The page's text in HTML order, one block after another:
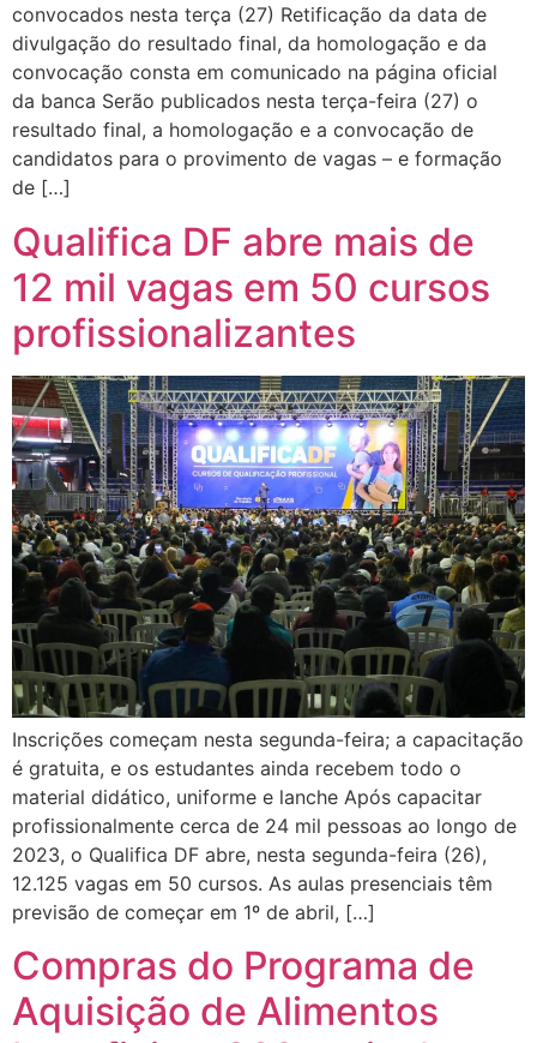
convocados nesta terça (27) Retificação da data de
divulgação do resultado final, da homologação e da
convocação consta em comunicado na página oficial
da banca Serão publicados nesta terça-feira (27) o
resultado final, a homologação e a convocação de
candidatos para o provimento de vagas – e formação
de […]
Qualifica DF abre mais de
12 mil vagas em 50 cursos
profissionalizantes
Inscrições começam nesta segunda-feira; a capacitação
é gratuita, e os estudantes ainda recebem todo o
material didático, uniforme e lanche Após capacitar
profissionalmente cerca de 24 mil pessoas ao longo de
2023, o Qualifica DF abre, nesta segunda-feira (26),
12.125 vagas em 50 cursos. As aulas presenciais têm
previsão de começar em 1º de abril, […]
Compras do Programa de
Aquisição de Alimentos